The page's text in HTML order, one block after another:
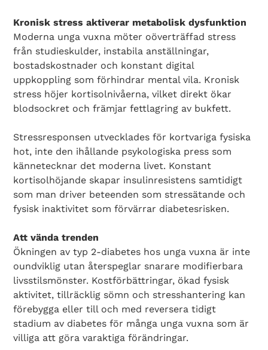
Kronisk stress aktiverar metabolisk dysfunktion
Moderna unga vuxna möter oöverträffad stress
från studieskulder, instabila anställningar,
bostadskostnader och konstant digital
uppkoppling som förhindrar mental vila. Kronisk
stress höjer kortisolnivåerna, vilket direkt ökar
blodsockret och främjar fettlagring av bukfett.
Stressresponsen utvecklades för kortvariga fysiska
hot, inte den ihållande psykologiska press som
kännetecknar det moderna livet. Konstant
kortisolhöjande skapar insulinresistens samtidigt
som man driver beteenden som stressätande och
fysisk inaktivitet som förvärrar diabetesrisken.
Att vända trenden
Ökningen av typ 2-diabetes hos unga vuxna är inte
oundviklig utan återspeglar snarare modifierbara
livsstilsmönster. Kostförbättringar, ökad fysisk
aktivitet, tillräcklig sömn och stresshantering kan
förebygga eller till och med reversera tidigt
stadium av diabetes för många unga vuxna som är
villiga att göra varaktiga förändringar.